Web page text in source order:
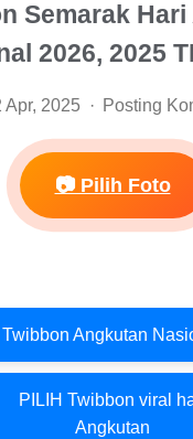
Semarak
2026, 2025
Apr, 2025 Posting
📷 Pilih Foto
Twibbon Angkutan
PILIH Twibbon viral
Angkutan